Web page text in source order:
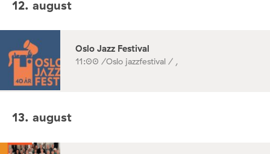
12. august
Oslo Jazz Festival
11:00 /Oslo jazzfestival / ,
13. august